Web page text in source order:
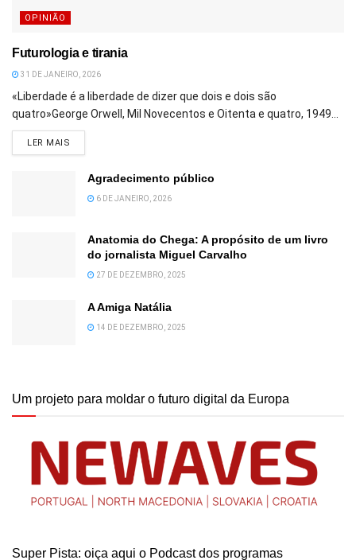
OPINIÃO
Futurologia e tirania
31 DE JANEIRO, 2026
«Liberdade é a liberdade de dizer que dois e dois são
quatro»George Orwell, Mil Novecentos e Oitenta e quatro, 1949...
LER MAIS
Agradecimento público
6 DE JANEIRO, 2026
Anatomia do Chega: A propósito de um livro
do jornalista Miguel Carvalho
27 DE DEZEMBRO, 2025
A Amiga Natália
14 DE DEZEMBRO, 2025
Um projeto para moldar o futuro digital da Europa
Super Pista: oiça aqui o Podcast dos programas